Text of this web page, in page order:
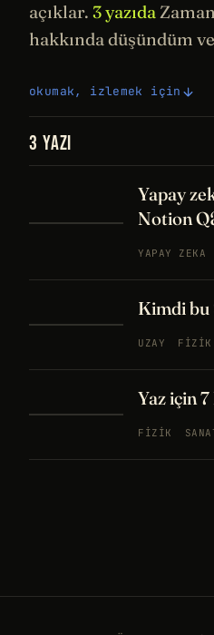
açıklar. 3 yazıda
hakkında düşündüm
okumak, izlemek için
3 YAZI
Yapay
Notion
YAPAY ZEKA
Kimdi bu
UZAY FIZIK
Yaz için
FIZIK